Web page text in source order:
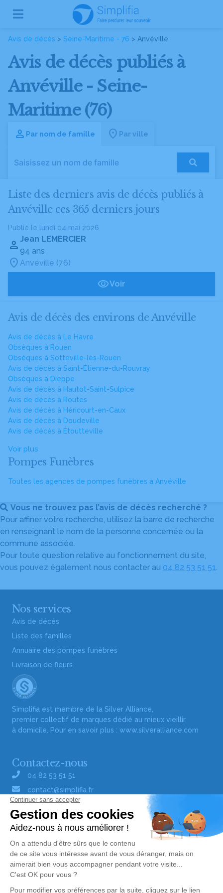
Avis de décès > Seine-Maritime - 76 > Anvéville
Avis de décès publiés à
Anvéville - Seine-
Maritime (76)
Par nom de famille Par ville
Liste des derniers avis de décès publiés à
Anvéville ces 365 derniers jours
Publié le lundi 04 mai 2026
Jean LEMERCIER
94 ans
Anvéville (76)
Voir
Avis de décès des environs de Anvéville
Avis de décès à Le Havre
Obsèques à Rouen
Obsèques à Sotteville-lès-Rouen
Avis de décès à Saint-Étienne-du-Rouvray
Obsèques à Dieppe
Avis de décès à Hautot-Saint-Sulpice
Avis de décès à Routes
Avis de décès à Héricourt-en-Caux
Avis de décès à Doudeville
Avis de décès à Étoutteville
Voir plus
Pompes Funèbres
Toutes les agences de pompes funèbres à Anvéville
Vous ne trouvez pas l’avis de décès recherché ?
Pour affiner votre recherche, utilisez la barre de recherche
en renseignant le nom de la personne concernée ou la
commune associée.
Pour toute question relative au fonctionnement du site,
vous pouvez également nous contacter au 04 82 53 51 51.
Nos services
Avis de décès
Liste des familles
Annuaire des pompes funèbres
Livraison de fleurs
Simplifia est membre de la Silver Alliance,
premier collectif de marques dédié au mieux vieillir
à domicile. Pour en savoir plus : www.silveralliance.com
Contactez-nous
04 82 53 51 51
contact@simplifia.fr
Réseaux sociaux
Liens utiles
Publier un avis de décès